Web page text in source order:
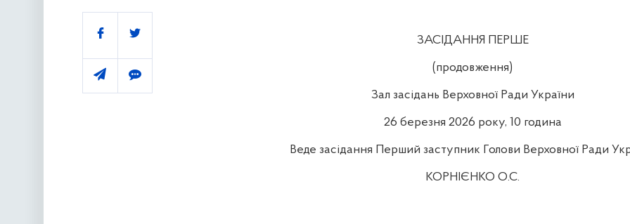
ЗАСІДАННЯ ПЕРШЕ
(продовження)
Зал засідань Верховної Ради України
26 березня 2026 року, 10 година
Веде засідання Перший заступник Голови Верховної Ради
КОРНІЄНКО О.С.
Поділитись